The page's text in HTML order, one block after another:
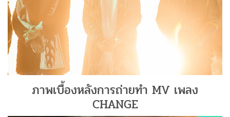
ภาพเบื้องหลังการถ่ายทำ MV เพลง
CHANGE